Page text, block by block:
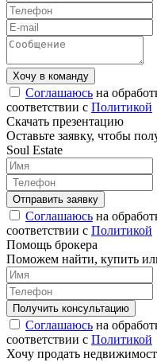
Соглашаюсь на
соответствии с Политикой
Скачать презентацию
Оставьте заявку, чтобы
Soul Estate
Соглашаюсь на
соответствии с Политикой
Помощь брокера
Поможем найти, купить
Соглашаюсь на
соответствии с Политикой
Хочу продать